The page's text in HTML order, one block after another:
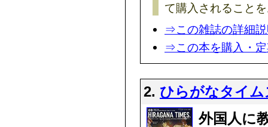
て購入されること
⇒この雑誌の詳細
⇒この本を購入・
2. ひらがなタイ
外国人に